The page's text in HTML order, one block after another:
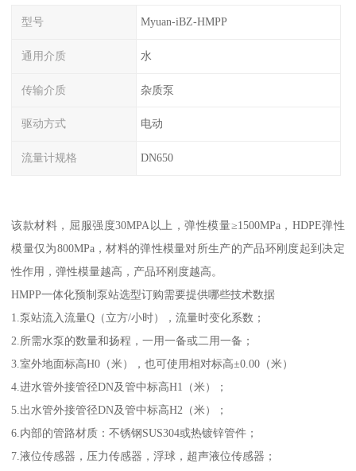
型号 Myuan-iBZ-HMPP
通用介质 水
传输介质 杂质泵
驱动方式 电动
流量计规格 DN650
该款材料，屈服强度30MPA以上，弹性模量≥1500MPa，HDPE弹性
模量仅为800MPa，材料的弹性模量对所生产的产品环刚度起到决定
性作用，弹性模量越高，产品环刚度越高。
HMPP一体化预制泵站选型订购需要提供哪些技术数据
1.泵站流入流量Q（立方/小时），流量时变化系数；
2.所需水泵的数量和扬程，一用一备或二用一备；
3.室外地面标高H0（米），也可使用相对标高±0.00（米）
4.进水管外接管径DN及管中标高H1（米）；
5.出水管外接管径DN及管中标高H2（米）；
6.内部的管路材质：不锈钢SUS304或热镀锌管件；
7.液位传感器，压力传感器，浮球，超声液位传感器；